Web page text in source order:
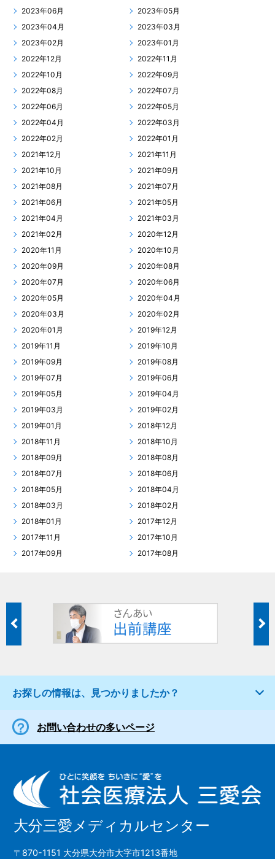
2023年06月
2023年05月
2023年04月
2023年03月
2023年02月
2023年01月
2022年12月
2022年11月
2022年10月
2022年09月
2022年08月
2022年07月
2022年06月
2022年05月
2022年04月
2022年03月
2022年02月
2022年01月
2021年12月
2021年11月
2021年10月
2021年09月
2021年08月
2021年07月
2021年06月
2021年05月
2021年04月
2021年03月
2021年02月
2020年12月
2020年11月
2020年10月
2020年09月
2020年08月
2020年07月
2020年06月
2020年05月
2020年04月
2020年03月
2020年02月
2020年01月
2019年12月
2019年11月
2019年10月
2019年09月
2019年08月
2019年07月
2019年06月
2019年05月
2019年04月
2019年03月
2019年02月
2019年01月
2018年12月
2018年11月
2018年10月
2018年09月
2018年08月
2018年07月
2018年06月
2018年05月
2018年04月
2018年03月
2018年02月
2018年01月
2017年12月
2017年11月
2017年10月
2017年09月
2017年08月
お探しの情報は、見つかりましたか？
お問い合わせの多いページ
大分三愛メディカルセンター
〒870-1151 大分県大分市大字市1213番地